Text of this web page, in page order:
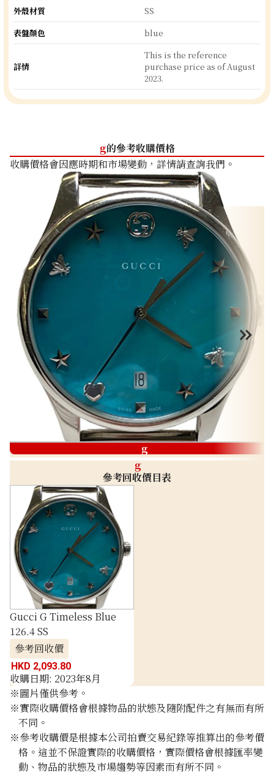
外殼材質
SS
表盤顏色
blue
詳情
This is the reference
purchase price as of August
2023.
g的參考收購價格
收購價格會因應時期和市場變動，詳情請查詢我們。
g
g
參考回收價目表
Gucci G Timeless Blue
126.4 SS
參考回收價
HKD 2,093.80
收購日期: 2023年8月
※圖片僅供參考。
※實際收購價格會根據物品的狀態及隨附配件之有無而有所
不同。
※參考收購價是根據本公司拍賣交易紀錄等推算出的參考價
格。這並不保證實際的收購價格，實際價格會根據匯率變
動、物品的狀態及市場趨勢等因素而有所不同。